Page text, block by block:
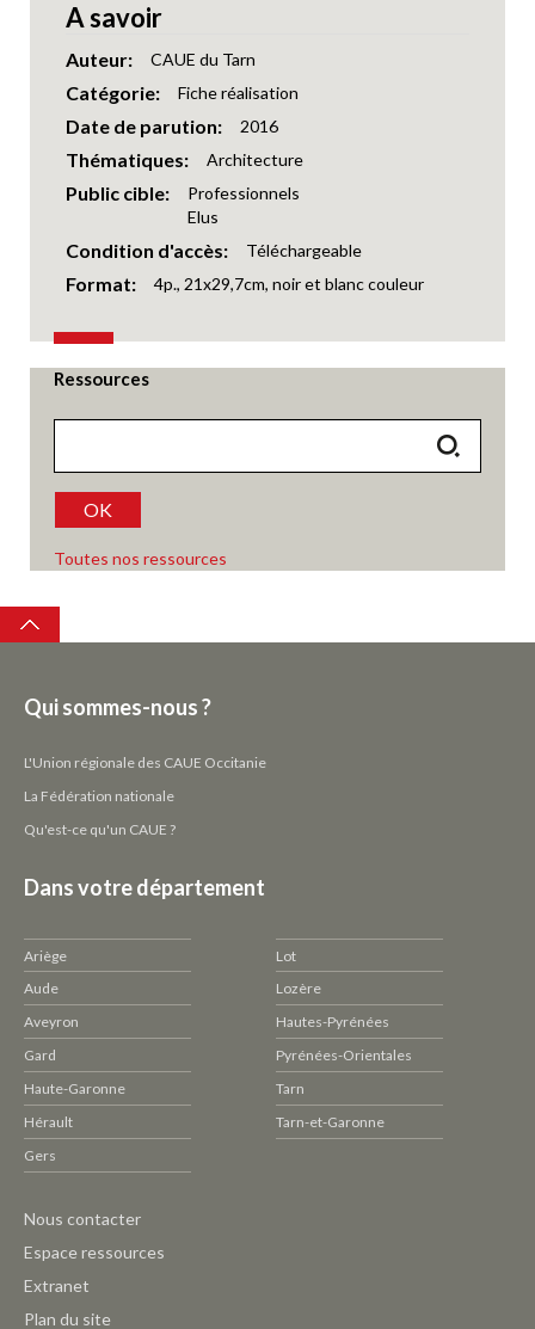
A savoir
Auteur CAUE du Tarn
Catégorie Fiche réalisation
Date de parution 2016
Thématiques Architecture
Public cible
Professionnels
Elus
Condition d'accès Téléchargeable
Format 4p., 21x29,7cm, noir et blanc couleur
Ressources
OK
Toutes nos ressources
Top
Qui sommes-nous ?
L'Union régionale des CAUE Occitanie
La Fédération nationale
Qu'est-ce qu'un CAUE ?
Dans votre département
Ariège
Aude
Aveyron
Gard
Haute-Garonne
Hérault
Gers
Lot
Lozère
Hautes-Pyrénées
Pyrénées-Orientales
Tarn
Tarn-et-Garonne
Pied
de
page
Nous contacter
Espace ressources
Extranet
Plan du site